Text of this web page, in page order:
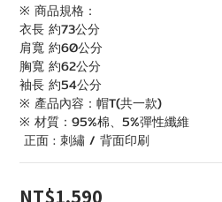
※ 商品規格：
衣長 約73公分
肩寬 約60公分
胸寬 約62公分
袖長 約54公分
※ 產品內容：帽T(共一款)
※ 材質：95%棉、5%彈性纖維
正面 : 刺繡 / 背面印刷
NT$1,590